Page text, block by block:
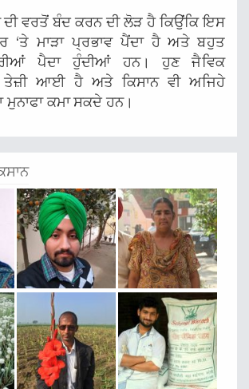
ਦੀ ਵਰਤੋਂ ਬੰਦ ਕਰਨ ਦੀ ਲੋੜ ਹੈ ਕਿਉਂਕਿ ਇਸ
‘ਤੇ ਮਾੜਾ ਪ੍ਰਭਾਵ ਪੈਂਦਾ ਹੈ ਅਤੇ ਬਹੁਤ
ਪੈਦਾ ਹੁੰਦੀਆਂ ਹਨ। ਹੁਣ ਜੈਵਿਕ
ਤੇਜ਼ੀ ਆਈ ਹੈ ਅਤੇ ਕਿਸਾਨ ਵੀ ਅਜਿਹੇ
ਮੁਨਾਫਾ ਕਮਾ ਸਕਦੇ ਹਨ।